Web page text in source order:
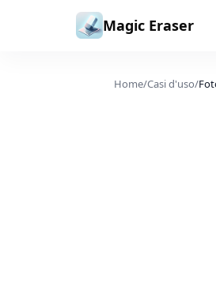
Vai al contenuto
Magic Eraser
Home/Casi d'uso/